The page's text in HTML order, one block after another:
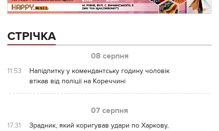
СТРІЧКА
08 серпня
11:53
Напідпитку у комендантську годину чоловік
втікав від поліції на Кореччині
07 серпня
17:31
Зрадник, який коригував удари по Харкову,